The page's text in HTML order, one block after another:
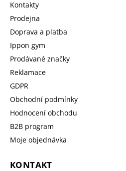
Kontakty
Prodejna
Doprava a platba
Ippon gym
Prodávané značky
Reklamace
GDPR
Obchodní podmínky
Hodnocení obchodu
B2B program
Moje objednávka
KONTAKT